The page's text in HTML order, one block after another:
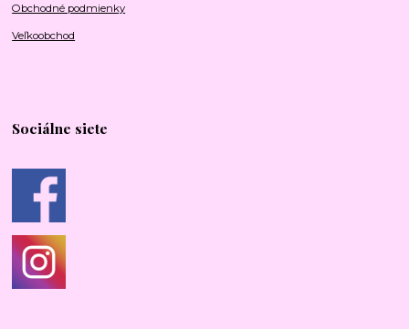
Obchodné podmienky
Veľkoobchod
Sociálne siete